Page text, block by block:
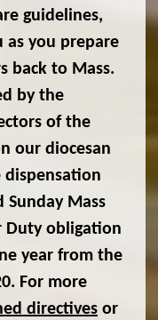
guidelines,
as you prepare
back to Mass.
by the
of the
our diocesan
Mass
Duty obligation
year from the
For more
directives or